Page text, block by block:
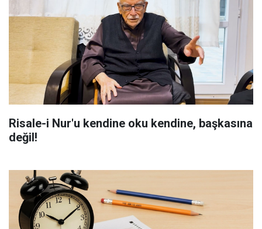
Risale-i Nur'u kendine oku kendine, başkasına
değil!